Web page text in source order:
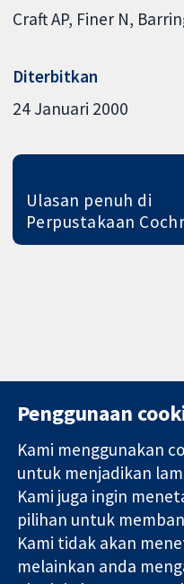
Craft AP Finer N
Diterbitkan
24 Januari 2000
Ulasan penuh di
Perpustakaan
Bukti yang
dipercayai.
keputusan
termaklum
Kesihatan yang
11-13
W1G
Penggunaan
Kami menggunakan
untuk menjadikan
Kami juga ingin
pilihan untuk
Kami tidak akan
melainkan anda